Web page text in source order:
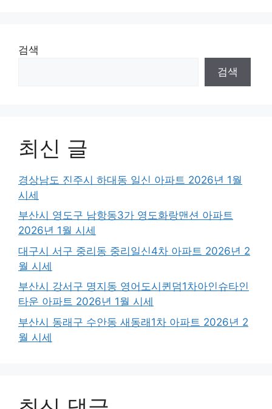
검색
검색
최신 글
경상남도 진주시 하대동 일신 아파트 2026년 1월
시세
부산시 영도구 남항동3가 영도화랑맨션 아파트
2026년 1월 시세
대구시 서구 중리동 중리일신4차 아파트 2026년 2
월 시세
부산시 강서구 명지동 영어도시퀸덤1차아인슈타인
타운 아파트 2026년 1월 시세
부산시 동래구 수안동 새동래1차 아파트 2026년 2
월 시세